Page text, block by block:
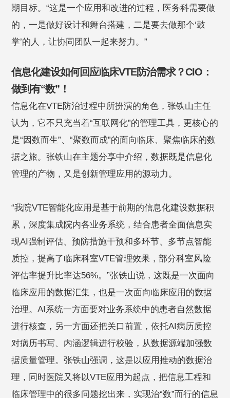
期目标。“这是一个应用和改进的过程，医务科需要做
的，一是做好设计和舞台搭建，二是要去做那个‘鼓
掌’的人，让协同团队一起来努力。”
信息化建设如何回应临床VTE防治需求？CIO：
做到有“数”！
信息化在VTE防治过程中所扮演的角色，张铁山主任
认为，它不只充当着“互联网化”的管理工具，更核心的
是“因数而生”、“聚数而成”的面向临床、聚焦临床的数
据之旅。张铁山在主题分享中介绍，数据既是信息化
管理的产物，又是创新管理应用的源动力。
“我院VTE智能化应用是基于前期的信息化建设数据积
累，深度集成院内各业务系统，结合患者全面信息实
现AI强制评估、预防措施干预和多环节、多节点智能
质控，提高了临床科室VTE管理效果，部分科室风险
评估率提升比率达56%。”张铁山说，这既是一次面向
临床应用的数据汇集，也是一次面向临床应用的数据
治理。AI系统一方面要对业务系统中的患者自然数据
进行核查，另一方面还把关口前置，依托AI病历质控
对病历书写、内涵逻辑进行校验，从数据源端加强数
据质量管理。张铁山强调，这是以应用推动的数据治
理，同时医院又将以VTE应用为起点，把信息工程和
临床管理中的很多问题挖出来，实现治“数”而行的信息